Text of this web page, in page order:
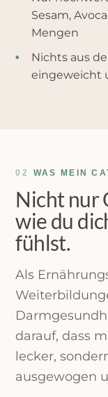
Sesam,
Mengen
•
Nichts aus
eingeweicht
02 WAS MEIN
Nicht nur
wie du
fühlst.
Als
darauf, dass
lecker,
ausgewogen